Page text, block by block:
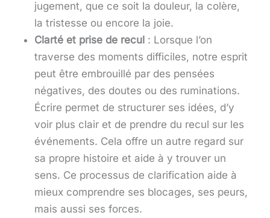
jugement, que ce soit la douleur, la colère,
la tristesse ou encore la joie.
Clarté et prise de recul : Lorsque l’on
traverse des moments difficiles, notre esprit
peut être embrouillé par des pensées
négatives, des doutes ou des ruminations.
Écrire permet de structurer ses idées, d’y
voir plus clair et de prendre du recul sur les
événements. Cela offre un autre regard sur
sa propre histoire et aide à y trouver un
sens. Ce processus de clarification aide à
mieux comprendre ses blocages, ses peurs,
mais aussi ses forces.